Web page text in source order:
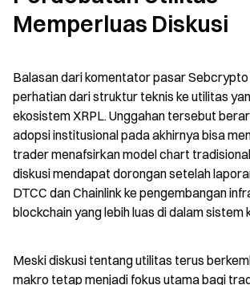
Memperluas Diskusi
Balasan dari komentator pasar Sebcrypto
perhatian dari struktur teknis ke utilitas
ekosistem XRPL. Unggahan tersebut
adopsi institusional pada akhirnya bisa
trader menafsirkan model chart
diskusi mendapat dorongan setelah
DTCC dan Chainlink ke pengembangan
blockchain yang lebih luas di dalam sistem
Meski diskusi tentang utilitas terus
makro tetap menjadi fokus utama bagi